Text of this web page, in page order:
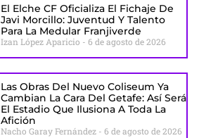
El Elche CF Oficializa El Fichaje De
Javi Morcillo: Juventud Y Talento
Para La Medular Franjiverde
Izan López Aparicio 6 de agosto de 2026
Las Obras Del Nuevo Coliseum Ya
Cambian La Cara Del Getafe: Así Será
El Estadio Que Ilusiona A Toda La
Afición
Nacho Garay Fernández 6 de agosto de 2026